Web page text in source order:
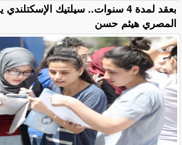
بعقد لمدة 4 سنوات.. سيلتيك
المصري هيثم حسن